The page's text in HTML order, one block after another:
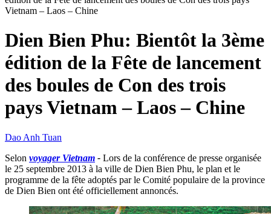
Vietnam – Laos – Chine
Dien Bien Phu: Bientôt la 3ème
édition de la Fête de lancement
des boules de Con des trois
pays Vietnam – Laos – Chine
Dao Anh Tuan
Selon voyager Vietnam - Lors de la conférence de presse organisée
le 25 septembre 2013 à la ville de Dien Bien Phu, le plan et le
programme de la fête adoptés par le Comité populaire de la province
de Dien Bien ont été officiellement annoncés.